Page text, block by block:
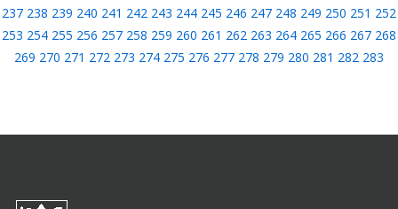
237 238 239 240 241 242 243 244 245 246 247 248 249 250 251 252
253 254 255 256 257 258 259 260 261 262 263 264 265 266 267 268
269 270 271 272 273 274 275 276 277 278 279 280 281 282 283